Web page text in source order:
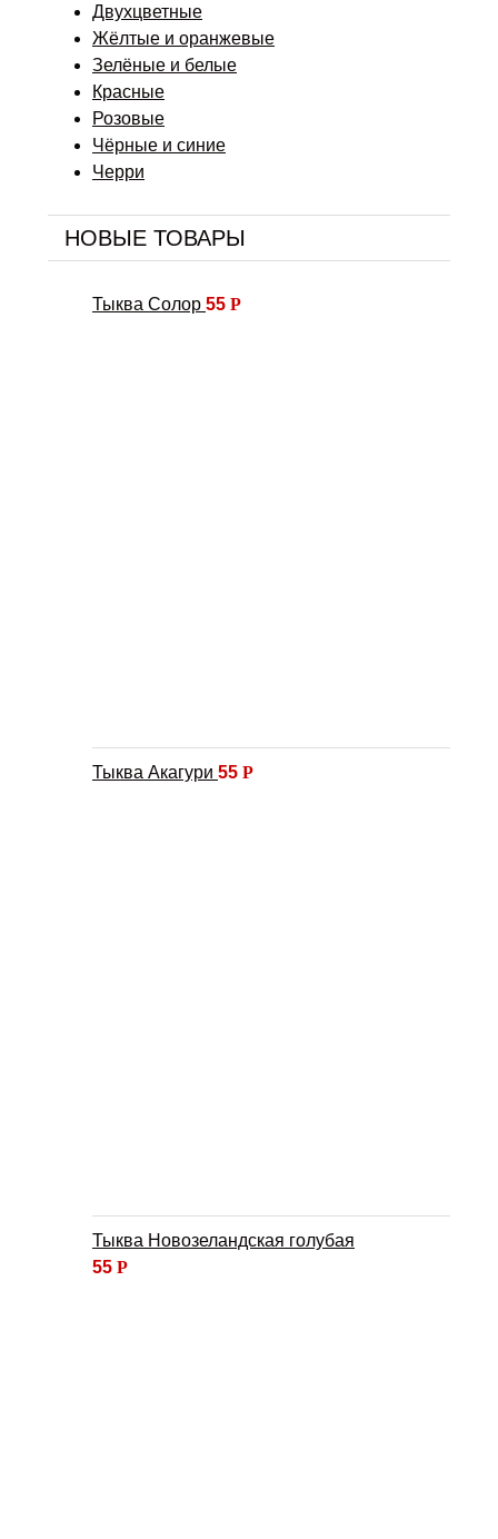
Двухцветные
Жёлтые и оранжевые
Зелёные и белые
Красные
Розовые
Чёрные и синие
Черри
НОВЫЕ ТОВАРЫ
Тыква Солор 55 Р
Тыква Акагури 55 Р
Тыква Новозеландская голубая
55 Р